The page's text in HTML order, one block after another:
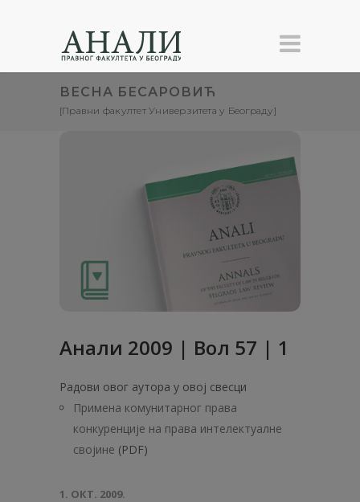
ВЕСНА БЕСАРОВИЋ
[Правни факултет Универзитета у Београду]
Анали 2009 | Вол 57 | 1
Радови овог аутора у овој свесци
Примена комунитарног права
конкуренције на права интелектуалне
својине (PDF)
1. ОКТ. 2009.